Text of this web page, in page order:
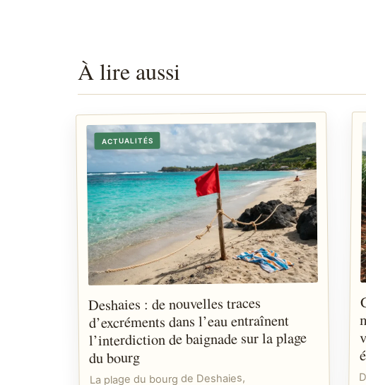
À lire aussi
ACTUALITÉS
Deshaies : de nouvelles traces
d’excréments dans l’eau entraînent
l’interdiction de baignade sur la plage
du bourg
La plage du bourg de Deshaies,